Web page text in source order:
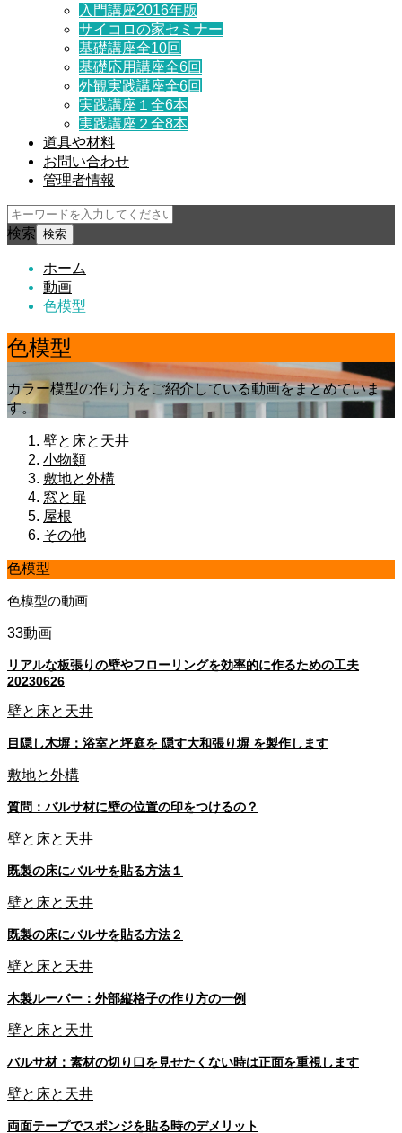
入門講座2016年版
サイコロの家セミナー
基礎講座全10回
基礎応用講座全6回
外観実践講座全6回
実践講座１全6本
実践講座２全8本
道具や材料
お問い合わせ
管理者情報
検索
ホーム
動画
色模型
色模型
カラー模型の作り方をご紹介している動画をまとめていま
す。
壁と床と天井
小物類
敷地と外構
窓と扉
屋根
その他
色模型
色模型の動画
33動画
リアルな板張りの壁やフローリングを効率的に作るための工夫
20230626
壁と床と天井
目隠し木塀：浴室と坪庭を 隠す大和張り塀 を製作します
敷地と外構
質問：バルサ材に壁の位置の印をつけるの？
壁と床と天井
既製の床にバルサを貼る方法１
壁と床と天井
既製の床にバルサを貼る方法２
壁と床と天井
木製ルーバー：外部縦格子の作り方の一例
壁と床と天井
バルサ材：素材の切り口を見せたくない時は正面を重視します
壁と床と天井
両面テープでスポンジを貼る時のデメリット